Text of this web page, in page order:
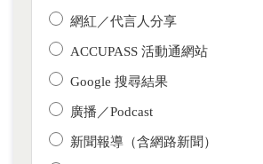
網紅／代言人分享
ACCUPASS 活動通網站
Google 搜尋結果
廣播／Podcast
新聞報導（含網路新聞）